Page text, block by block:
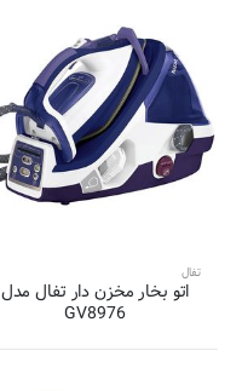
تفال
اتو بخار مخزن دار تفال مدل
GV8976